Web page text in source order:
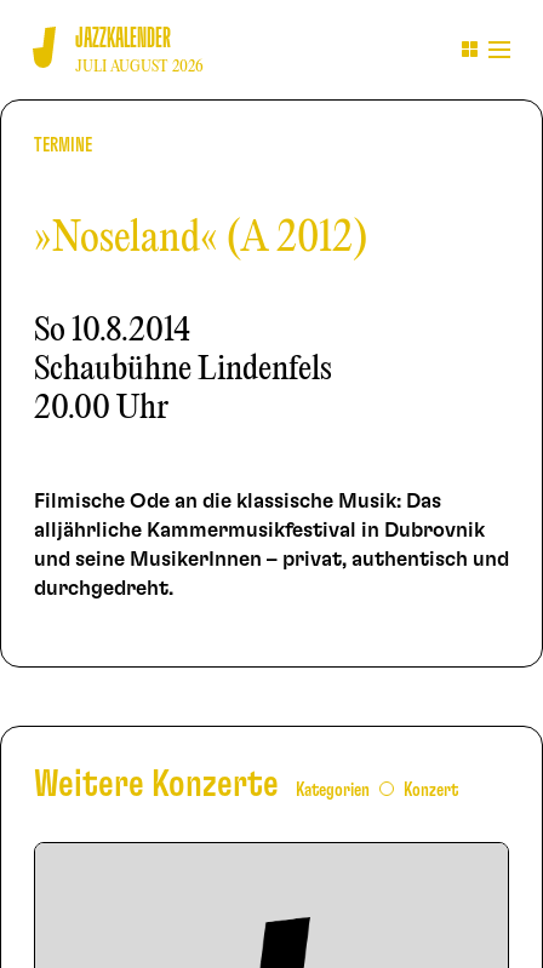
JAZZKALENDER
JULI AUGUST 2026
TERMINE
»Noseland« (A 2012)
So10.8.2014
Schaubühne Lindenfels
20.00 Uhr
Filmische Ode an die klassische Musik: Das
alljährliche Kammermusikfestival in Dubrovnik
und seine MusikerInnen – privat, authentisch und
durchgedreht.
Weitere Konzerte Kategorien Konzert